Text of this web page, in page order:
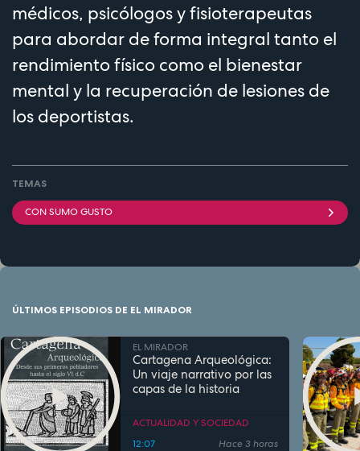
médicos, psicólogos y fisioterapeutas
para abordar de forma integral tanto el
rendimiento físico como el bienestar
mental y la recuperación de lesiones de
los deportistas.
TEMAS
CON SUMO GUSTO
ÚLTIMOS EPISODIOS DE EL MIRADOR
EL MIRADOR
Cartagena Arqueológica:
Un viaje narrativo por las
capas de la historia
ACTUALIDAD Y SOCIEDAD
12:07
Hace 3 horas